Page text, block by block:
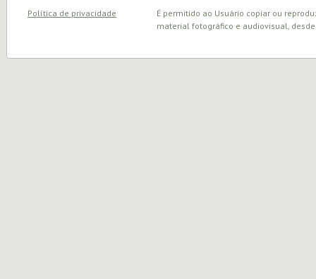
Política de privacidade
É permitido ao Usuário copiar ou
material fotográfico e audiovisual,